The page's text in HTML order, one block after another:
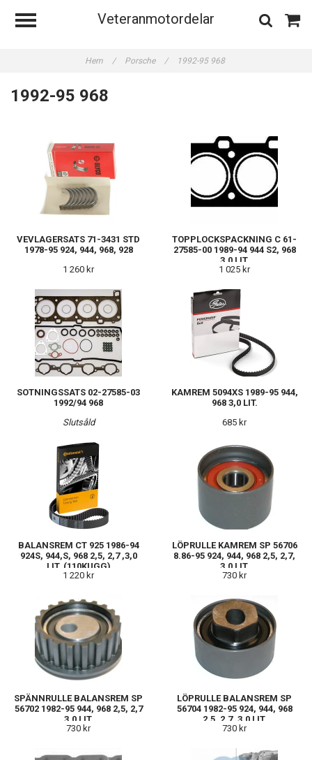
Veteranmotordelar
Hem / Porsche / 1992-95 968
1992-95 968
VEVLAGERSATS 71-3431 STD
1978-95 924, 944, 968, 928
1 260 kr
TOPPLOCKSPACKNING C 61-
27585-00 1989-94 944 S2, 968
3,0 LIT.
1 025 kr
SOTNINGSSATS 02-27585-03
1992/94 968
Slutsåld
KAMREM 5094XS 1989-95 944,
968 3,0 LIT.
685 kr
BALANSREM CT 925 1986-94
924S, 944,S, 968 2,5, 2,7 ,3,0
LIT. (110KUGG)
1 220 kr
LÖPRULLE KAMREM SP 56706
8.86-95 924, 944, 968 2,5, 2,7,
3,0 LIT.
730 kr
SPÄNNRULLE BALANSREM SP
56702 1982-95 944, 968 2,5, 2,7
3.0 LIT.
730 kr
LÖPRULLE BALANSREM SP
56704 1982-95 924, 944, 968
2,5, 2,7, 3,0 LIT.
730 kr